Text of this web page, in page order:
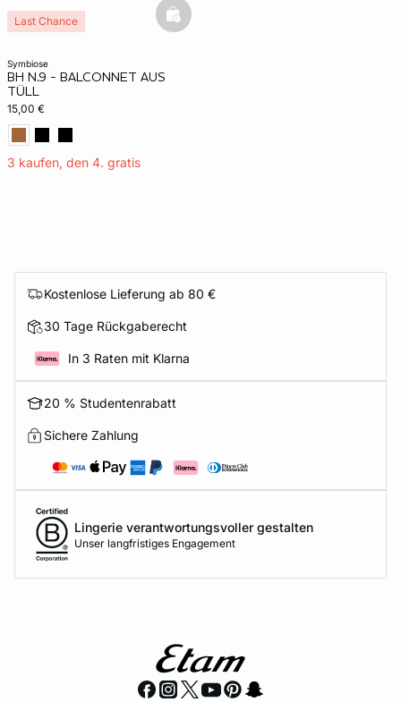
symbiose
BH N.9 - BALCONNET AUS
TÜLL
15,00 €
3 kaufen, den 4. gratis
Last Chance basketfull
Kostenlose Lieferung ab 80 €
30 Tage Rückgaberecht
In 3 Raten mit Klarna
20 % Studentenrabatt
Sichere Zahlung
Lingerie verantwortungsvoller gestalten
Unser langfristiges Engagement